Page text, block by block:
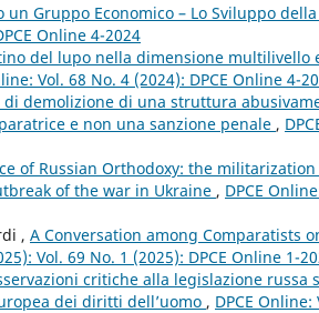
un Gruppo Economico – Lo Sviluppo
Online 4-2024
del lupo nella dimensione multilivello
Vol. 68 No. 4 (2024): DPCE Online 4-
di demolizione di una struttura
e non una sanzione penale ,
of Russian Orthodoxy: the
of the war in Ukraine , DPCE
, A Conversation among Comparatists
Vol. 69 No. 1 (2025): DPCE Online 1-
critiche alla legislazione
dei diritti dell’uomo , DPCE